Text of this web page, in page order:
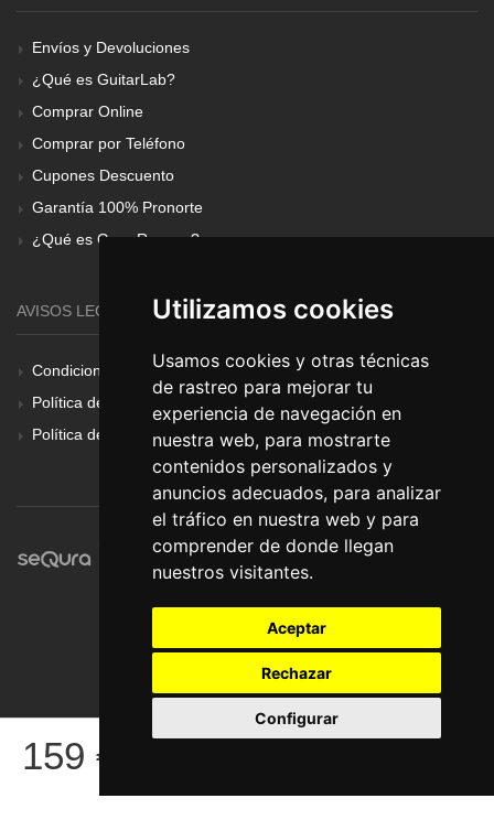
Utilizamos cookies
Usamos cookies y otras técnicas
de rastreo para mejorar tu
experiencia de navegación en
nuestra web, para mostrarte
contenidos personalizados y
anuncios adecuados, para analizar
el tráfico en nuestra web y para
comprender de donde llegan
nuestros visitantes.
Aceptar
Rechazar
Configurar
159 €
Envíos y Devoluciones
¿Qué es GuitarLab?
Comprar Online
Comprar por Teléfono
Cupones Descuento
Garantía 100% Pronorte
¿Qué es Gear Renove?
AVISOS LEGALES
Condiciones Generales
Política de Cookies
Política de Privacidad
© Pronorte Sonido SL. Todos los derechos reservados.